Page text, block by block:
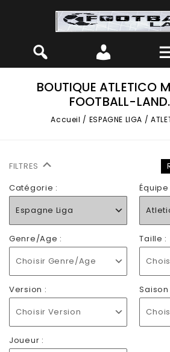
BOUTIQUE ATLETICO
FOOTBALL-
Accueil / ESPAGNE LIGA /
FILTRES
Catégorie :
Espagne Liga
Équipe
Genre/Age :
Choisir Genre/Age
Taille :
Version :
Choisir Version
Saison
Joueur :